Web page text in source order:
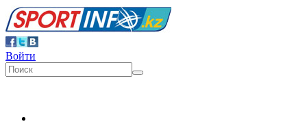
Войти